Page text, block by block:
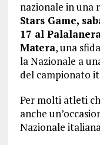
nazionale in una
Stars Game,
17 al
Matera, una
la Nazionale a
del campionato
Per molti atleti
anche
Nazionale